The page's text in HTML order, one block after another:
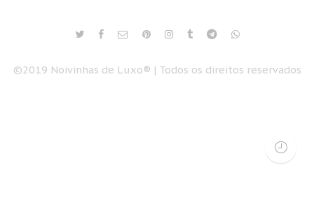
©2019 Noivinhas de Luxo® | Todos os direitos reservados